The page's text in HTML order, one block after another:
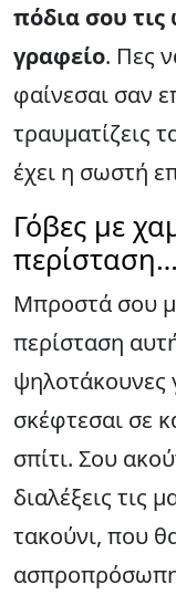
πόδια σου
γραφείο. Πες
φαίνεσαι σαν
τραυματίζεις
έχει η σωστή
Γόβες με
περίσταση…
Μπροστά σου
περίσταση
ψηλοτάκουνες
σκέφτεσαι σε
σπίτι. Σου
διαλέξεις τις
τακούνι, που